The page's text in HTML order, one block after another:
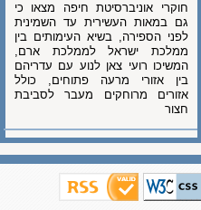
חוקרי אוניברסיטת חיפה מצאו כי
גם במאות העשירית עד השמינית
לפני הספירה, בשיא העימותים בין
ממלכת ישראל לממלכת ארם,
המשיכו רועי צאן לנוע עם עדריהם
בין אזורי מרעה פתוחים, כולל
אזורים מרוחקים מעבר לסביבת
חצור